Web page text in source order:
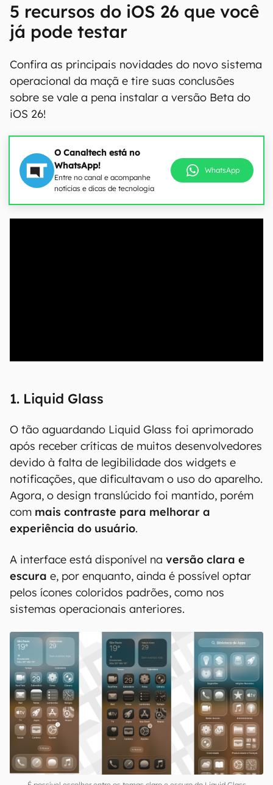
5 recursos do iOS 26 que você
já pode testar
Confira as principais novidades do novo sistema
operacional da maçã e tire suas conclusões
sobre se vale a pena instalar a versão Beta do
iOS 26!
O Canaltech está no
WhatsApp!
Entre no canal e acompanhe
notícias e dicas de tecnologia
WhatsApp
1. Liquid Glass
O tão aguardando Liquid Glass foi aprimorado
após receber críticas de muitos desenvolvedores
devido à falta de legibilidade dos widgets e
notificações, que dificultavam o uso do aparelho.
Agora, o design translúcido foi mantido, porém
com mais contraste para melhorar a
experiência do usuário.
A interface está disponível na versão clara e
escura e, por enquanto, ainda é possível optar
pelos ícones coloridos padrões, como nos
sistemas operacionais anteriores.